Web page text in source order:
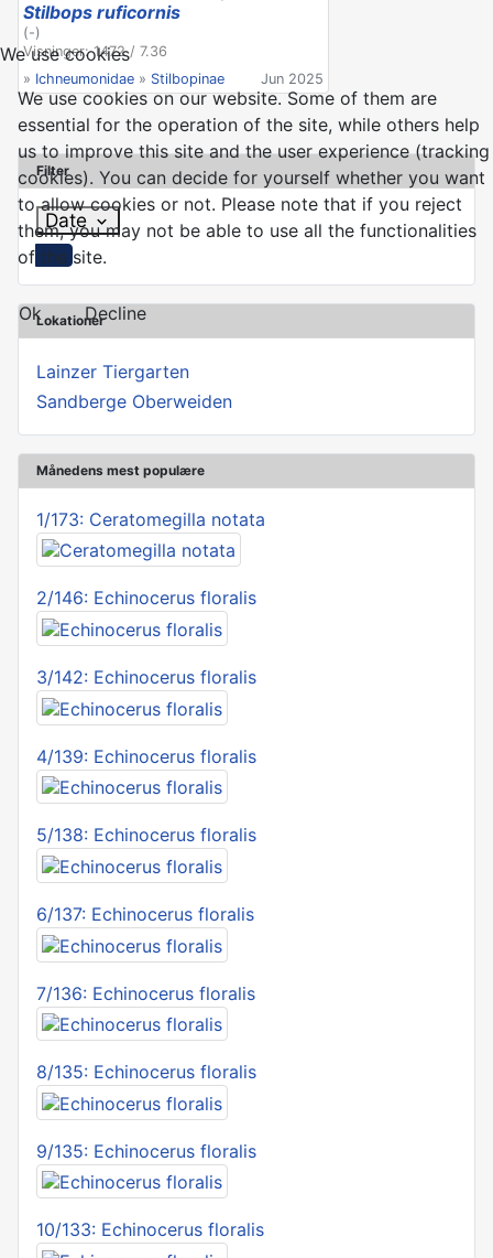
Stilbops ruficornis
(-)
Visninger: 1472 / 7.36
» Ichneumonidae » Stilbopinae Jun 2025
Filter
Date
Åben kalenderen
Lokationer
Lainzer Tiergarten
Sandberge Oberweiden
Månedens mest populære
1/173: Ceratomegilla notata
2/146: Echinocerus floralis
3/142: Echinocerus floralis
4/139: Echinocerus floralis
5/138: Echinocerus floralis
6/137: Echinocerus floralis
7/136: Echinocerus floralis
8/135: Echinocerus floralis
9/135: Echinocerus floralis
10/133: Echinocerus floralis
We use cookies
We use cookies on our website. Some of them are
essential for the operation of the site, while others help
us to improve this site and the user experience (tracking
cookies). You can decide for yourself whether you want
to allow cookies or not. Please note that if you reject
them, you may not be able to use all the functionalities
of the site.
Ok Decline